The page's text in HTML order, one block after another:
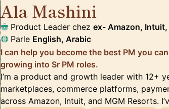
Ala Mashini
Product Leader chez ex- Amazon, Intuit,
Parle English, Arabic
I can help you become the best PM you
growing into Sr PM roles.
I’m a product and growth leader with 12+
marketplaces, commerce platforms,
across Amazon, Intuit, and MGM Resorts.